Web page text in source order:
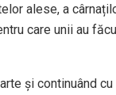
alese, a
care unii au
și continuând